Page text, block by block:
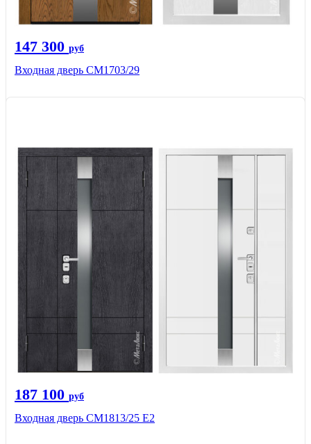
147 300 руб
Входная дверь СМ1703/29
187 100 руб
Входная дверь СМ1813/25 Е2